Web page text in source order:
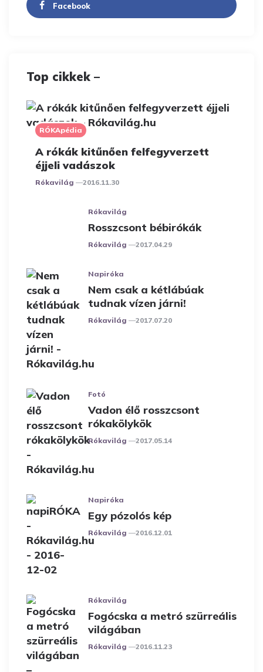
Facebook
Top cikkek –
RÓKApédia
A rókák kitűnően felfegyverzett
éjjeli vadászok
Posted
Rókavilág 2016.11.30
Rókavilág
Rosszcsont bébirókák
Posted
Rókavilág 2017.04.29
Napiróka
Nem csak a kétlábúak
tudnak vízen járni!
Posted
Rókavilág 2017.07.20
Fotó
Vadon élő rosszcsont
rókakölykök
Posted
Rókavilág 2017.05.14
Napiróka
Egy pózolós kép
Posted
Rókavilág 2016.12.01
Rókavilág
Fogócska a metró szürreális
világában
Posted
Rókavilág 2016.11.23